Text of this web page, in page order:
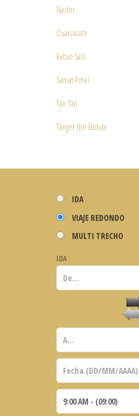
Nador
Ouarzazate
Rabat-Salé
Saniat Rmel
Tan Tan
Tánger Ibn Battuta
IDA
VIAJE REDONDO
MULTI TRECHO
IDA